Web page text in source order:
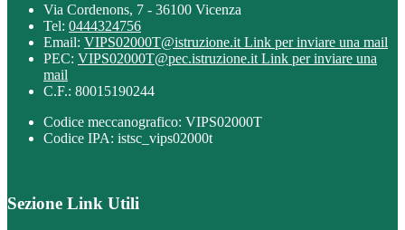
Via Cordenons, 7 - 36100 Vicenza
Tel: 0444324756
Email: VIPS02000T@istruzione.it Link per inviare una mail
PEC: VIPS02000T@pec.istruzione.it Link per inviare una
mail
C.F.: 80015190244
Codice meccanografico: VIPS02000T
Codice IPA: istsc_vips02000t
Sezione Link Utili